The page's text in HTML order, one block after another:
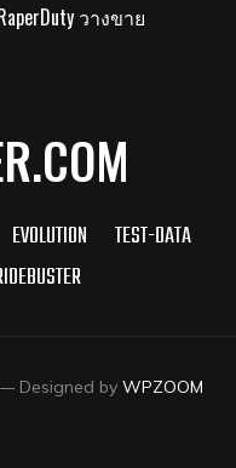
วางขาย
EVOLUTION
TEST-DATA
Designed by WPZOOM